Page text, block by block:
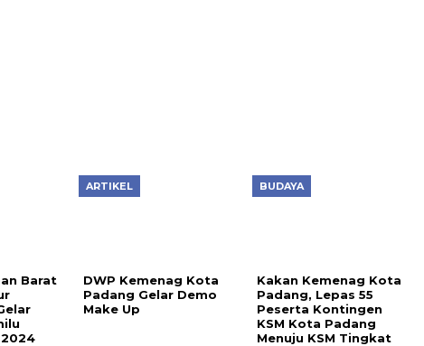
Barat
ARTIKEL
DWP Kemenag Kota
Padang Gelar Demo
Make Up
BUDAYA
Kakan Kemenag Kota
Barat.